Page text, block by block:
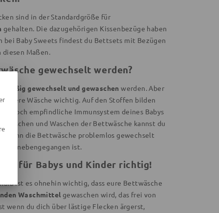
sind in der Standardgröße für
gehalten. Die dazugehörigen Kissenbezüge haben
bei Baby Sweets findest du Bettsets mit Bezügen
Maßen.
gewechselt werden?
gewechselt und gewaschen werden. Aber
Wäsche wichtig. Auf den Stoffen bilden
noch empfindliche Immunsystem deines Babys
und Waschen der Bettwäsche kannst du
kann die Bettwäsche problemlos gewechselt
danebengegangen ist.
für Babys und Kinder richtig!
ist es ohnehin wichtig, dass eure Bettwäsche
Waschmittel gewaschen wird, das frei von
wenn du dich über lästige Flecken ärgerst,